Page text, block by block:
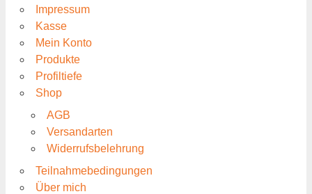
Impressum
Kasse
Mein Konto
Produkte
Profiltiefe
Shop
AGB
Versandarten
Widerrufsbelehrung
Teilnahmebedingungen
Über mich